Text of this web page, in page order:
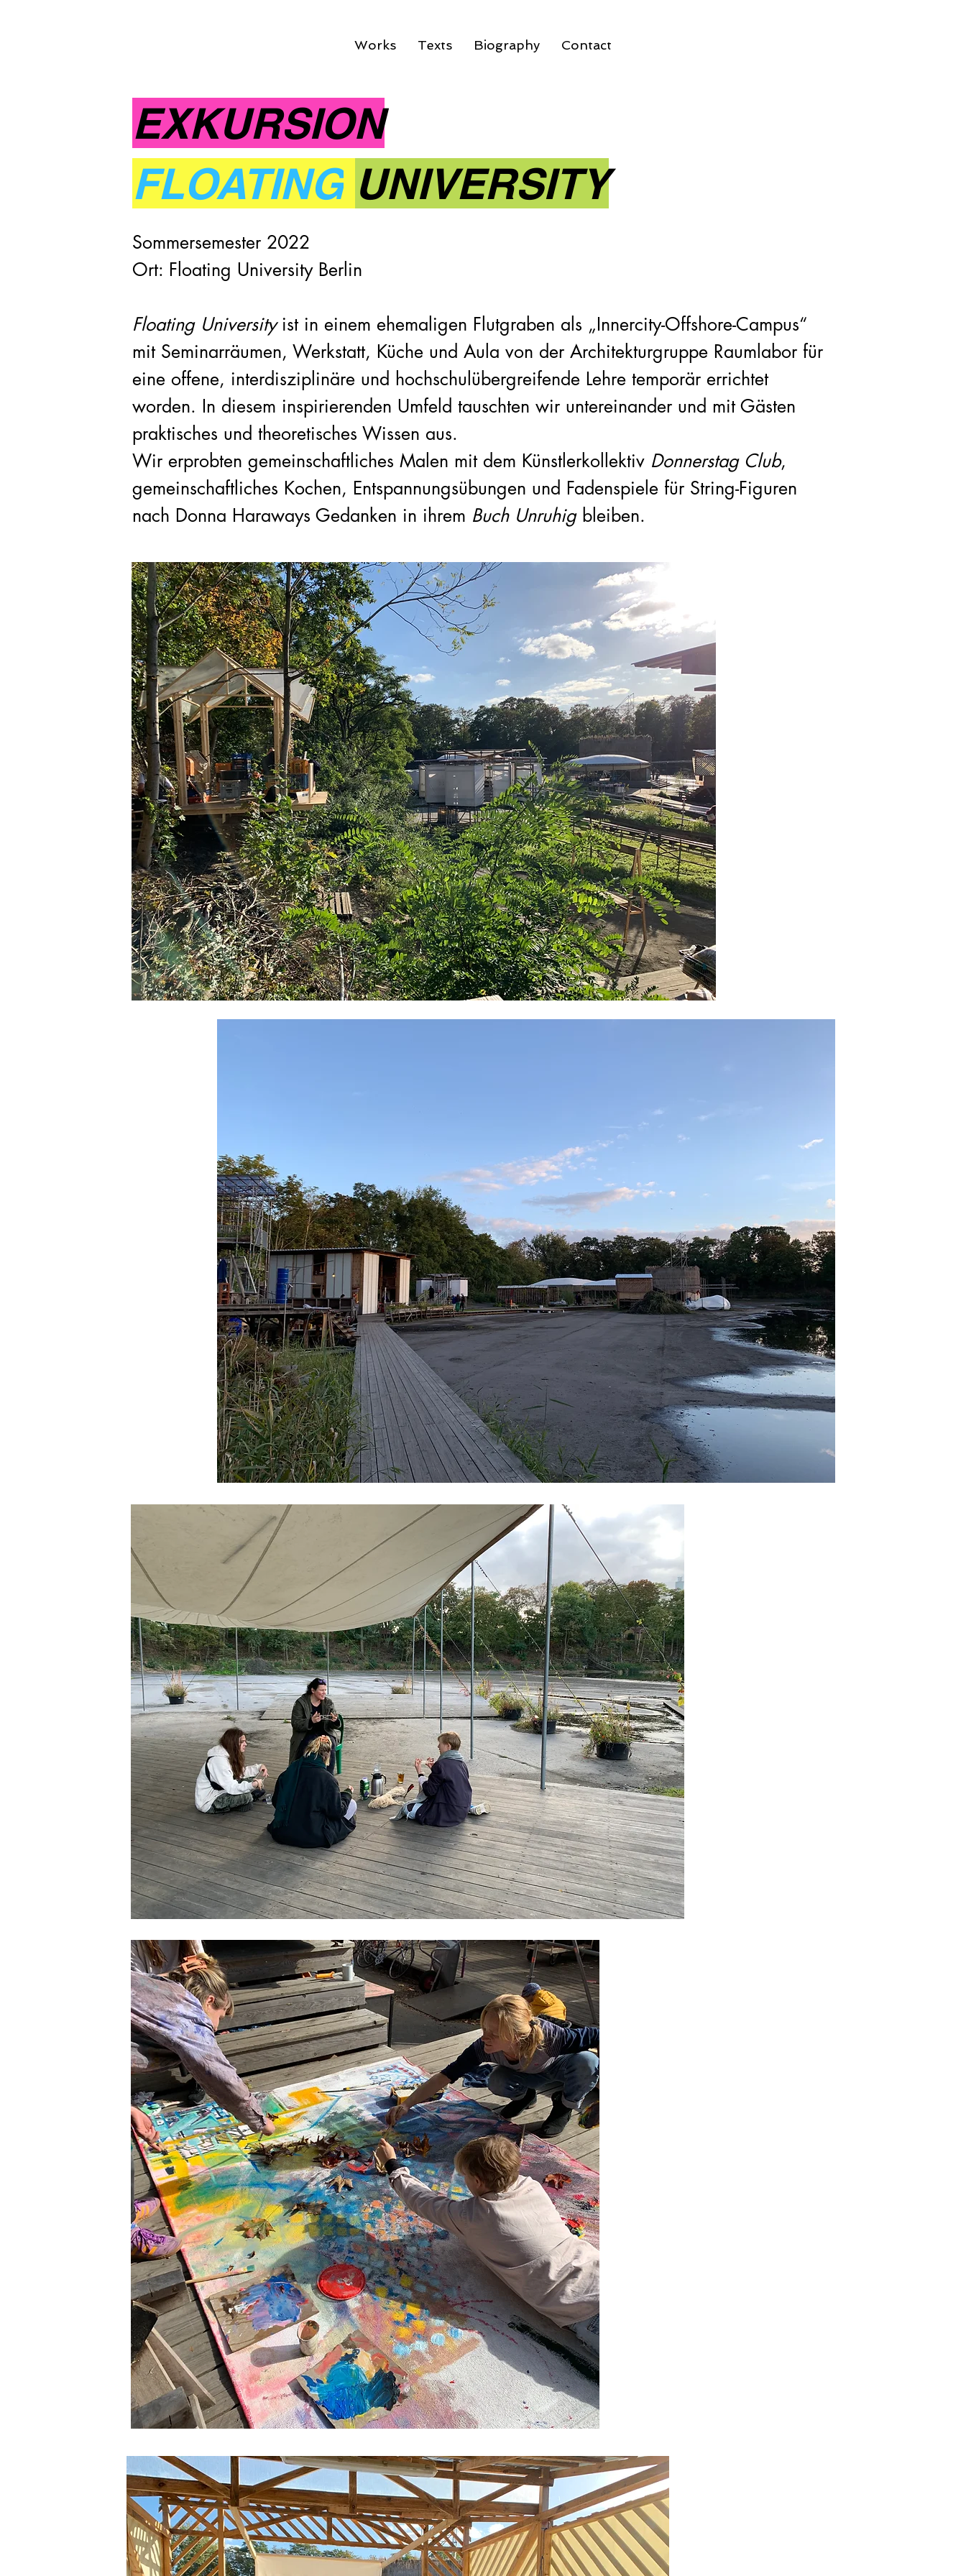
Works Texts Biography Contact
EXKURSION
FLOATING UNIVERSITY
Sommersemester 2022
Ort: Floating University Berlin
Floating Universityist in einem ehemaligen Flutgraben als „Innercity-Offshore-Campus“
mit Seminarräumen, Werkstatt, Küche und Aula von der Architekturgruppe Raumlabor für
eine offene, interdisziplinäre und hochschulübergreifende Lehre temporär errichtet
worden. In diesem inspirierenden Umfeld tauschten wir untereinander und mit Gästen
praktisches und theoretisches Wissen aus.
Wir erprobten gemeinschaftliches Malen mit dem Künstlerkollektiv Donnerstag Club,
gemeinschaftliches Kochen, Entspannungsübungen und Fadenspiele für String-Figuren
nach Donna Haraways Gedanken in ihrem Buch Unruhigbleiben.